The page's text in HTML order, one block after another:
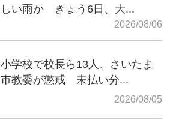
しい雨か きょう6日、大...
2026/08/06
小学校で校長ら13人、さいたま
市教委が懲戒 未払い分...
2026/08/05